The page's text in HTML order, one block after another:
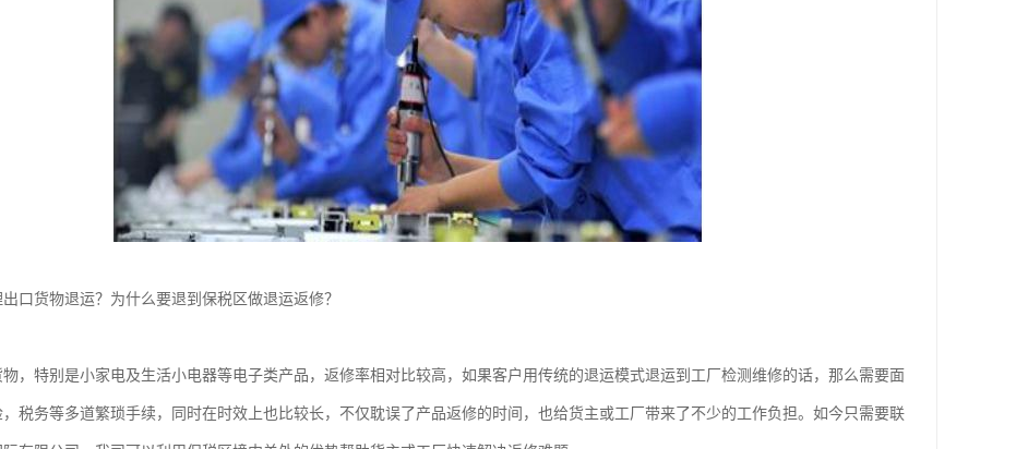
口货物退运？为什么要退到保税区做退运返修？
物，特别是小家电及生活小电器等电子类产品，返修率相对比较高，如果客户用传统的退运模式退运到工厂检测维修的话，那么需要面
，税务等多道繁琐手续，同时在时效上也比较长，不仅耽误了产品返修的时间，也给货主或工厂带来了不少的工作负担。如今只需要联